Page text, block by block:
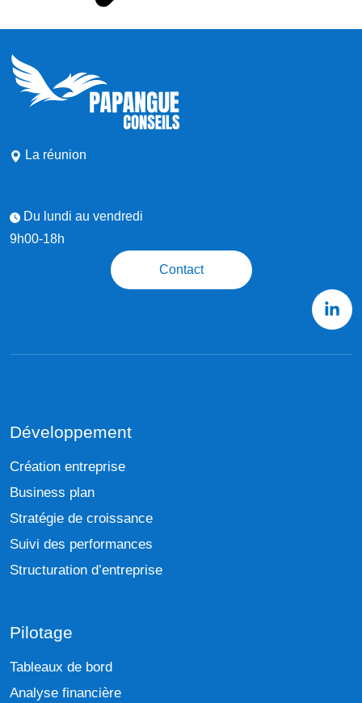
La réunion
Du lundi au vendredi
9h00-18h
Contact
Développement
Création entreprise
Business plan
Stratégie de croissance
Suivi des performances
Structuration d’entreprise
Pilotage
Tableaux de bord
Analyse financière